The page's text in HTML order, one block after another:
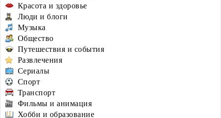
Красота и здоровье
Люди и блоги
Музыка
Общество
Путешествия и события
Развлечения
Сериалы
Спорт
Транспорт
Фильмы и анимация
Хобби и образование